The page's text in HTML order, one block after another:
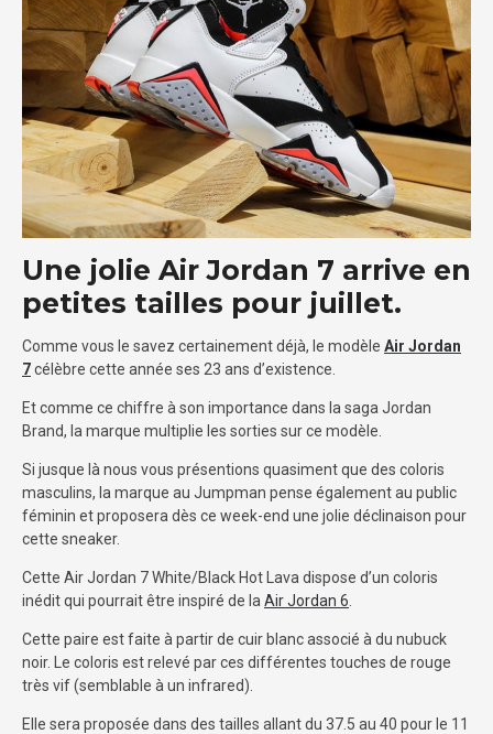
Une jolie Air Jordan 7 arrive en
petites tailles pour juillet.
Comme vous le savez certainement déjà, le modèle Air Jordan
7célèbre cette année ses 23 ans d’existence.
Et comme ce chiffre à son importance dans la saga Jordan
Brand, la marque multiplie les sorties sur ce modèle.
Si jusque là nous vous présentions quasiment que des coloris
masculins, la marque au Jumpman pense également au public
féminin et proposera dès ce week-end une jolie déclinaison pour
cette sneaker.
Cette Air Jordan 7 White/Black Hot Lava dispose d’un coloris
inédit qui pourrait être inspiré de la Air Jordan 6
Cette paire est faite à partir de cuir blanc associé à du nubuck
noir. Le coloris est relevé par ces différentes touches de rouge
très vif (semblable à un infrared).
Elle sera proposée dans des tailles allant du 37.5 au 40 pour le 11